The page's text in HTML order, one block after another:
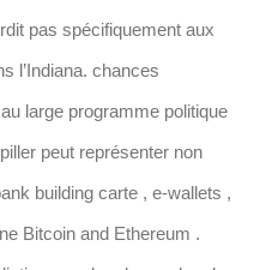
pas spécifiquement aux
l’Indiana. chances
large programme politique
peut représenter non
building carte , e-wallets ,
Bitcoin and Ethereum .